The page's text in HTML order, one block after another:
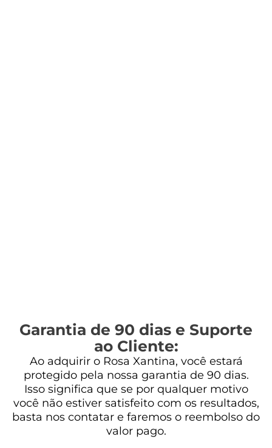
Garantia de 90 dias e Suporte
ao Cliente:
Ao adquirir o Rosa Xantina, você estará
protegido pela nossa garantia de 90 dias.
Isso significa que se por qualquer motivo
você não estiver satisfeito com os resultados,
basta nos contatar e faremos o reembolso do
valor pago.